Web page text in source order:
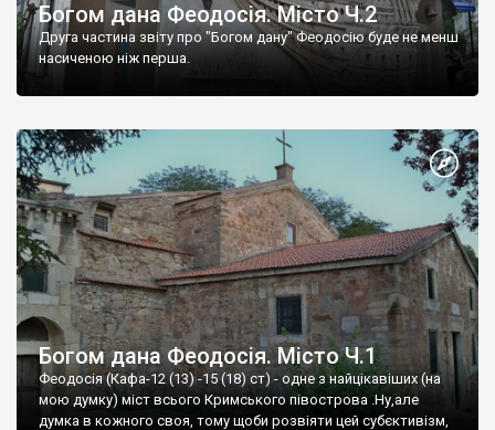
Богом дана Феодосія. Місто Ч.2
Друга частина звіту про "Богом дану" Феодосію буде не менш
насиченою ніж перша.
Богом дана Феодосія. Місто Ч.1
Феодосія (Кафа-12 (13) -15 (18) ст) - одне з найцікавіших (на
мою думку) міст всього Кримського півострова .Ну,але
думка в кожного своя, тому щоби розвіяти цей субєктивізм,